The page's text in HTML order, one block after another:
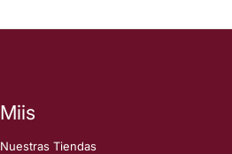
Miis
Nuestras Tiendas